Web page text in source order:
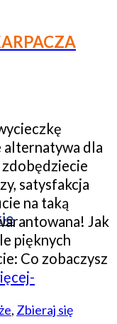
alternatywa dla
zdobędziecie
satysfakcja
na taką
Jak
pięknych
Co zobaczysz
, Zbieraj się